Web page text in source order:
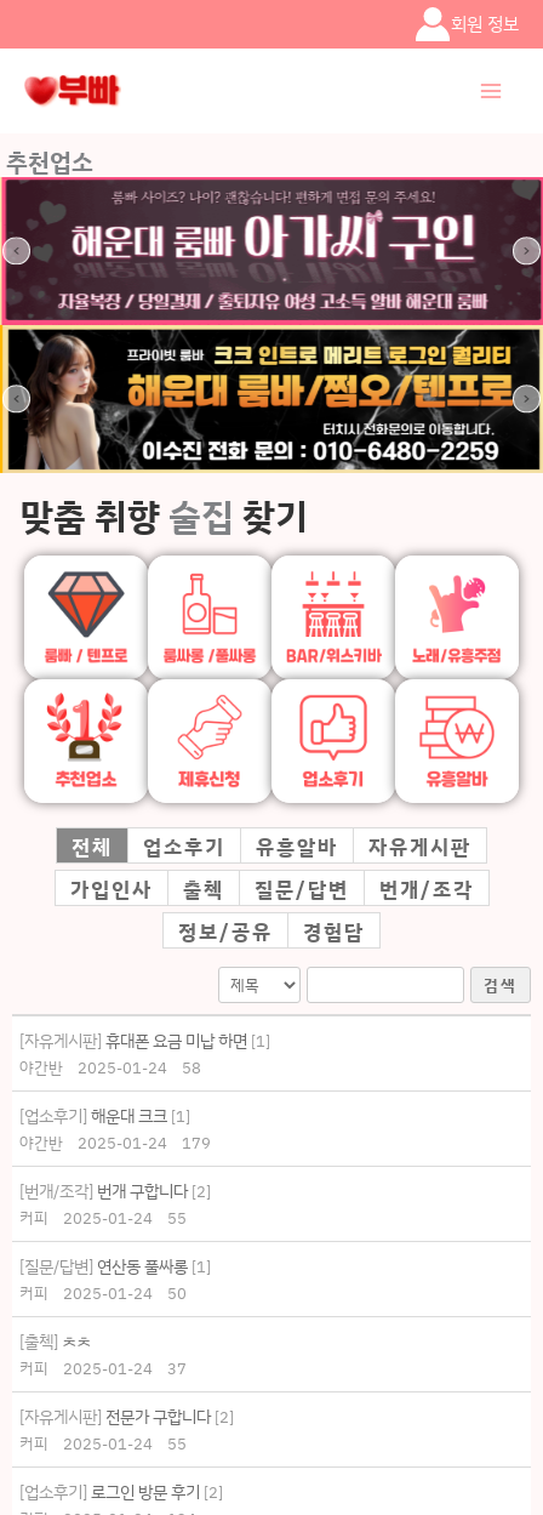
건너뛰기
회원 정보
추천업소
맞춤 취향 술집 찾기
전체 업소후기 유흥알바
자유게시판
가입인사
출첵 질문/답변
번개/조각
정보/공유
경험담
검색
[자유게시판] 휴대폰 요금 미납 하면 [1]
야간반
2025-01-24 58
[업소후기] 해운대 크크 [1]
야간반
2025-01-24 179
[번개/조각] 번개 구합니다[2]
커피
2025-01-24 55
[질문/답변] 연산동 풀싸롱 [1]
커피
2025-01-24 50
[출첵] ㅊㅊ
커피 2025-01-24 37
[자유게시판] 전문가 구합니다[2]
커피
2025-01-24 55
[업소후기] 로그인 방문 후기 [2]